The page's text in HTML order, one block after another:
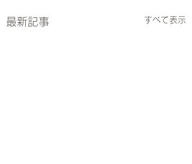
最新記事 すべて表示